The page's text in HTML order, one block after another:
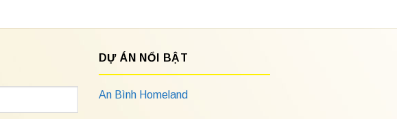
DỰ ÁN NỔI BẬT
An Bình Homeland